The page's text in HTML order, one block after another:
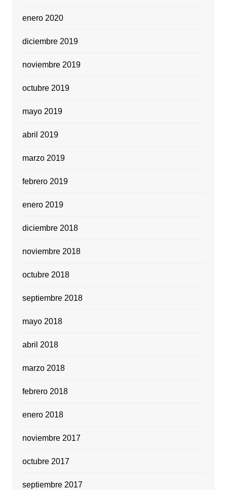
enero 2020
diciembre 2019
noviembre 2019
octubre 2019
mayo 2019
abril 2019
marzo 2019
febrero 2019
enero 2019
diciembre 2018
noviembre 2018
octubre 2018
septiembre 2018
mayo 2018
abril 2018
marzo 2018
febrero 2018
enero 2018
noviembre 2017
octubre 2017
septiembre 2017